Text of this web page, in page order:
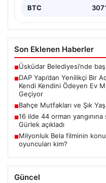
BTC
Son Eklenen Haberler
■Üsküdar Belediyesi’nde
■DAP Yapı’dan Yenilikçi Bir
Kendi Kendini Ödeyen Ev
Geçiyor
■Bahçe Mutfakları ve Şık
■16 ilde 44 orman
Gürlek açıkladı
■Milyonluk Bela filminin
oyuncuları kim?
Güncel